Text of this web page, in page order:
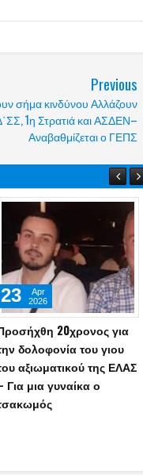
Previous
σήμα κινδύνου Αλλάζουν
1η Στρατιά και ΑΣΔΕΝ–
Αναβαθμίζεται ο ΓΕΠΣ
γιος του Μ.Ιατρόπουλου
ο γνωστός τράπερ
συνελήφθη μετά από
στη Νέα
(photo)
28
Jul
2026